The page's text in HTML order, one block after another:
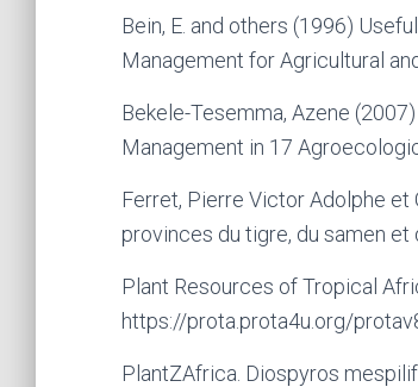
Bein, E. and others (1996)
Management for Agricultural
Bekele-Tesemma, Azene
Management in 17
Ferret, Pierre Victor Adolphe et
provinces du tigre, du samen et
Plant Resources of Tropical
https://prota.prota4u.org/
PlantZAfrica. Diospyros